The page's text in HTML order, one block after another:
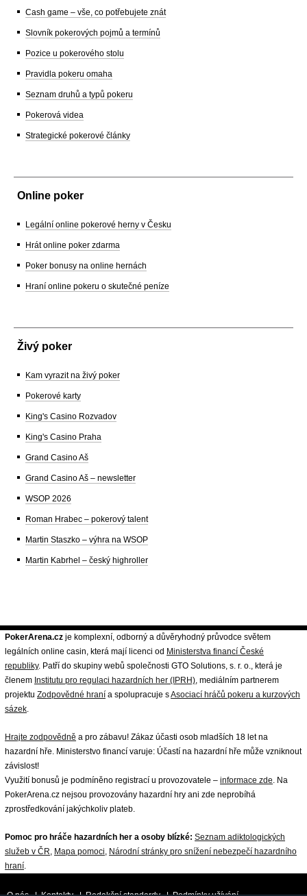
Cash game – vše, co potřebujete znát
Slovník pokerových pojmů a termínů
Pozice u pokerového stolu
Pravidla pokeru omaha
Seznam druhů a typů pokeru
Pokerová videa
Strategické pokerové články
Online poker
Legální online pokerové herny v Česku
Hrát online poker zdarma
Poker bonusy na online hernách
Hraní online pokeru o skutečné peníze
Živý poker
Kam vyrazit na živý poker
Pokerové karty
King's Casino Rozvadov
King's Casino Praha
Grand Casino Aš
Grand Casino Aš – newsletter
WSOP 2026
Roman Hrabec – pokerový talent
Martin Staszko – výhra na WSOP
Martin Kabrhel – český highroller
PokerArena.cz je komplexní, odborný a důvěryhodný průvodce světem
legálních online casin, která mají licenci od Ministerstva financí České
republiky. Patří do skupiny webů společnosti GTO Solutions, s. r. o., která je
členem Institutu pro regulaci hazardních her (IPRH) , mediálním partnerem
projektu Zodpovědné hraní a spolupracuje sAsociací hráčů pokeru a kurzových
sázek
Hrajte zodpovědně a pro zábavu! Zákaz účasti osob mladších 18 let na
hazardní hře. Ministerstvo financí varuje: Účastí na hazardní hře může vzniknout
závislost!
Využití bonusů je podmíněno registrací u provozovatele – informace zde . Na
PokerArena.cz nejsou provozovány hazardní hry ani zde neprobíhá
zprostředkování jakýchkoliv plateb.
Pomoc pro hráče hazardních her a osoby blízké: Seznam adiktologických
služeb v ČR Mapa pomoci Národní stránky pro snížení nebezpečí hazardního
hraní